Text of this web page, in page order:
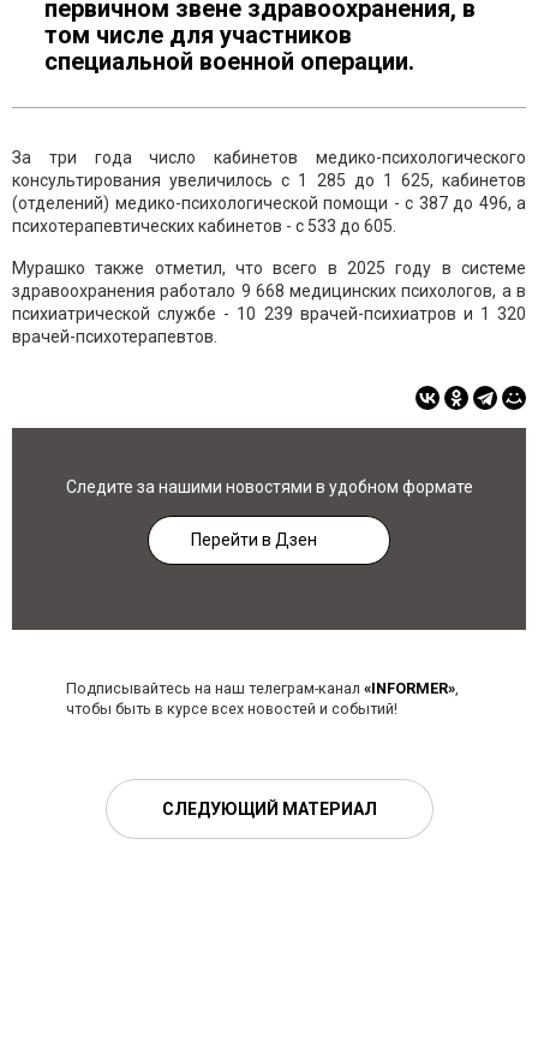
первичном звене здравоохранения, в
том числе для участников
специальной военной операции.
За три года число кабинетов медико-психологического
консультирования увеличилось с 1 285 до 1 625, кабинетов
(отделений) медико-психологической помощи - с 387 до 496, а
психотерапевтических кабинетов - с 533 до 605.
Мурашко также отметил, что всего в 2025 году в системе
здравоохранения работало 9 668 медицинских психологов, а в
психиатрической службе - 10 239 врачей-психиатров и 1 320
врачей-психотерапевтов.
Следите за нашими новостями в удобном формате
Перейти в Дзен
Подписывайтесь на наш телеграм-канал «INFORMER»,
чтобы быть в курсе всех новостей и событий!
СЛЕДУЮЩИЙ МАТЕРИАЛ